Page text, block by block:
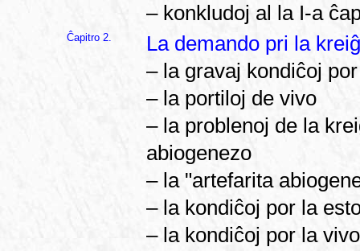
– konkludoj al la I-a
Ĉapitro 2.
La demando pri la
– la gravaj kondiĉoj
– la portiloj de vivo
– la problenoj de la
abiogenezo
– la "artefarita
– la kondiĉoj por la
– la kondiĉoj por la